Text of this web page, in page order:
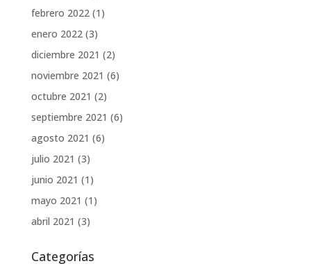
febrero 2022(1)
enero 2022(3)
diciembre 2021 (2)
noviembre 2021 (6)
octubre 2021 (2)
septiembre 2021 (6)
agosto 2021 (6)
julio 2021 (3)
junio 2021 (1)
mayo 2021 (1)
abril 2021 (3)
Categorías